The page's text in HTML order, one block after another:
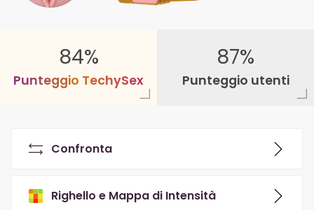
84%
Punteggio TechySex
87%
Punteggio utenti
Confronta
Righello e Mappa di Intensità